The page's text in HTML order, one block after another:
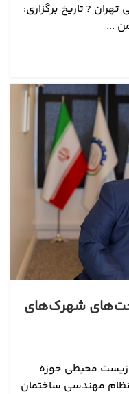
?️ تاریخ برگزاری:
شهرک‌های
محیطی حوزه
مهندسی ساختمان